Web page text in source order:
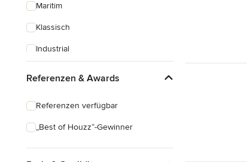
Maritim
Klassisch
Industrial
Referenzen & Awards
Referenzen verfügbar
„Best of Houzz“-Gewinner